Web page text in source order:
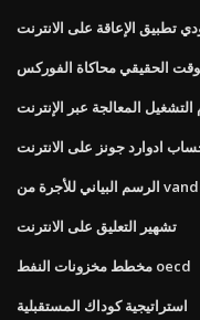
تطبيق الإعاقة على الانترنت
الحقيقي محاكاة الفوركس
المعالجة عبر الإنترنت
ادوارد جونز على الانترنت
تشهير التعليق على الانترنت
مخطط مخزونات النفط oecd
استراتيجية كوداك المستقبلية